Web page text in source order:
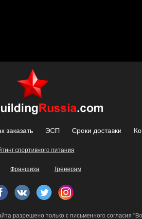
заказать ЭСП Сроки доставки
спортивного питания
Франшиза Тренерам
разрешено только с письменного согласия